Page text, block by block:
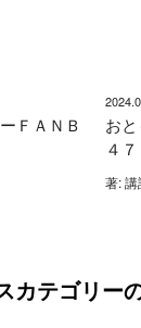
ＦＡＮＢ
お
４７
著: 講
カテゴリー